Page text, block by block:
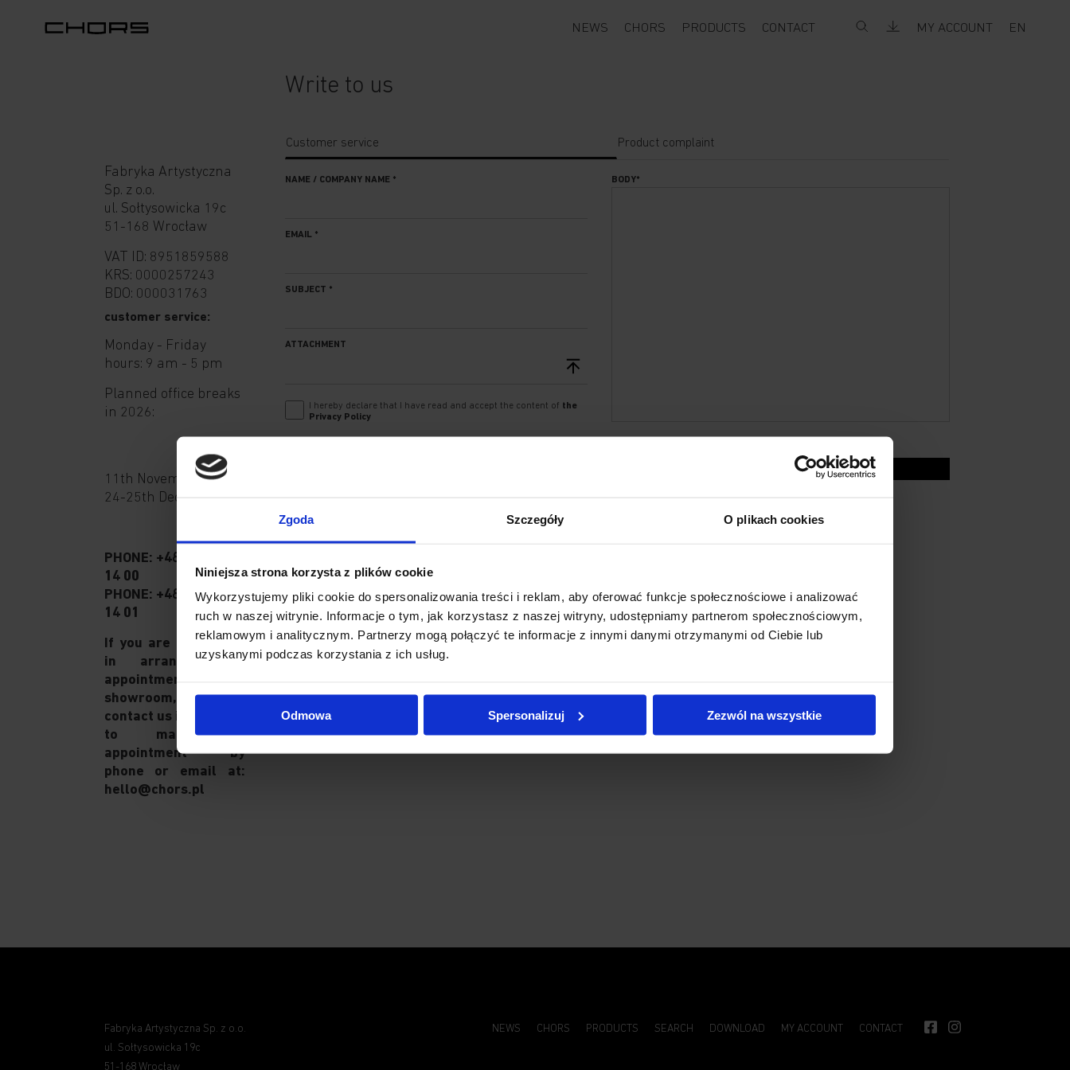
Zgoda Szczegóły O plikach cookies
Niniejsza strona korzysta z plików cookie
Wykorzystujemy pliki cookie do spersonalizowania treści i reklam, aby oferować funkcje społecznościowe i analizować
ruch w naszej witrynie. Informacje o tym, jak korzystasz z naszej witryny, udostępniamy partnerom społecznościowym,
reklamowym i analitycznym. Partnerzy mogą połączyć te informacje z innymi danymi otrzymanymi od Ciebie lub
uzyskanymi podczas korzystania z ich usług.
Odmowa Spersonalizuj Zezwól na wszystkie
NEWS CHORS PRODUCTS CONTACT MY ACCOUNT EN
Fabryka Artystyczna
Sp. z o.o.
ul. Sołtysowicka 19c
51-168 Wrocław
VAT ID: 8951859588
KRS: 0000257243
BDO: 000031763
customer service:
Monday - Friday
hours: 9 am - 5 pm
Planned office breaks
in 2026:
11th November
24-25th December
PHONE: +48 071 323
14 00
PHONE: +48 071 323
14 01
If you are interested
in arranging an
appointment in our
showroom, please
contact us in advance
to make an
appointment by
phone or email at:
hello@chors.pl
Write to us
Customer service Product complaint
NAME / COMPANY NAME *
EMAIL *
SUBJECT *
ATTACHMENT
I hereby declare that I have read and accept the content of the
Privacy Policy
BODY*
Fabryka Artystyczna Sp. z o.o.
ul. Sołtysowicka 19c
51-168 Wrocław
NEWS CHORS PRODUCTS SEARCH DOWNLOAD MY ACCOUNT CONTACT